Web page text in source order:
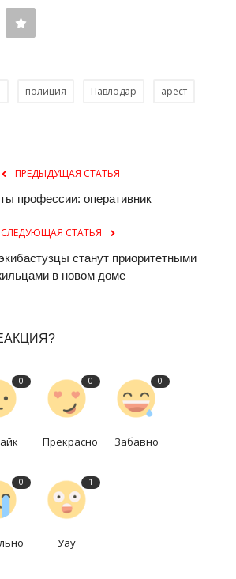
полиция Павлодар арест
ПРЕДЫДУЩАЯ СТАТЬЯ
профессии: оперативник
СЛЕДУЮЩАЯ СТАТЬЯ
станут приоритетными
в новом доме
0 0
Прекрасно
0
Забавно
0 1
Уау